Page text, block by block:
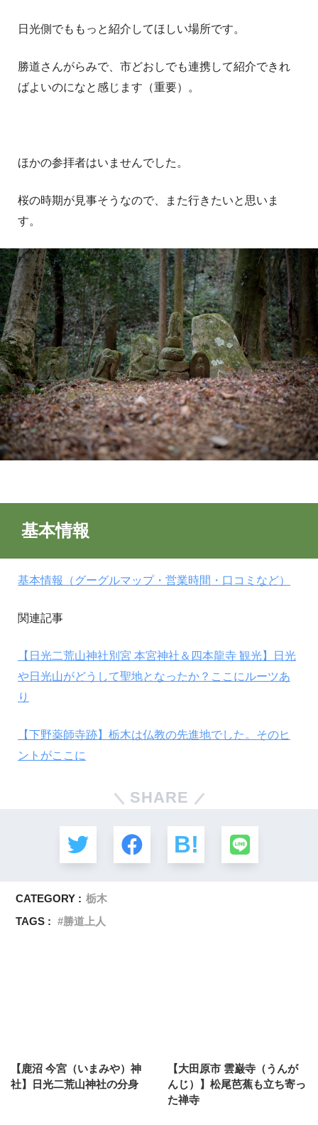
日光側でももっと紹介してほしい場所です。
勝道さんがらみで、市どおしでも連携して紹介できれ
ばよいのになと感じます（重要）。
ほかの参拝者はいませんでした。
桜の時期が見事そうなので、また行きたいと思いま
す。
基本情報
基本情報（グーグルマップ・営業時間・口コミなど）
関連記事
【日光二荒山神社別宮 本宮神社＆四本龍寺 観光】日光
や日光山がどうして聖地となったか？ここにルーツあ
り
【下野薬師寺跡】栃木は仏教の先進地でした。そのヒ
ントがここに
SHARE
CATEGORY : 栃木
TAGS :
勝道上人
【鹿沼 今宮（いまみや）神
社】日光二荒山神社の分身
【大田原市 雲巌寺（うんが
んじ）】松尾芭蕉も立ち寄っ
た禅寺